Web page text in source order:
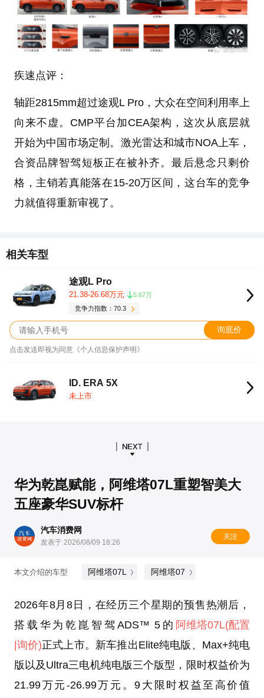
疾速点评：
轴距2815mm超过途观L Pro，大众在空间利用率上
向来不虚。CMP平台加CEA架构，这次从底层就
开始为中国市场定制。激光雷达和城市NOA上车，
合资品牌智驾短板正在被补齐。最后悬念只剩价
格，主销若真能落在15-20万区间，这台车的竞争
力就值得重新审视了。
相关车型
途观L Pro
21.38-26.68万元
5.67万
竞争力指数：70.3
询底价
点击发送即视为同意《个人信息保护声明》
ID. ERA 5X
未上市
华为乾崑赋能，阿维塔07L重塑智美大
五座豪华SUV标杆
汽车消费网
发表于 2026/08/09 18:26
关注
本文介绍的车型 阿维塔07L 阿维塔07
2026年8月8日，在经历三个星期的预售热潮后，
搭载华为乾崑智驾ADS™ 5的 阿维塔07L(配置
|询价)正式上市。新车推出Elite纯电版、Max+纯电
版以及Ultra三电机纯电版三个版型，限时权益价为
21.99万元-26.99万元。9大限时权益至高价值